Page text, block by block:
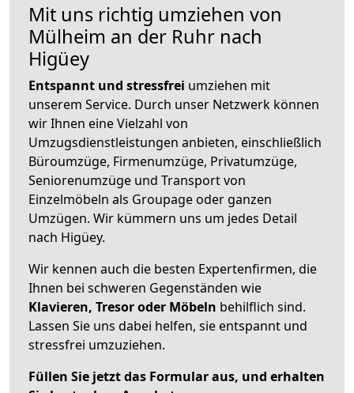
Mit uns richtig umziehen von
Mülheim an der Ruhr nach
Higüey
Entspannt und stressfrei umziehen mit
unserem Service. Durch unser Netzwerk können
wir Ihnen eine Vielzahl von
Umzugsdienstleistungen anbieten, einschließlich
Büroumzüge, Firmenumzüge, Privatumzüge,
Seniorenumzüge und Transport von
Einzelmöbeln als Groupage oder ganzen
Umzügen. Wir kümmern uns um jedes Detail
nach Higüey.
Wir kennen auch die besten Expertenfirmen, die
Ihnen bei schweren Gegenständen wie
Klavieren, Tresor oder Möbeln behilflich sind.
Lassen Sie uns dabei helfen, sie entspannt und
stressfrei umzuziehen.
Füllen Sie jetzt das Formular aus, und erhalten